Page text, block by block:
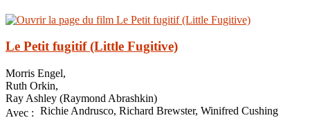
Le Petit fugitif (Little Fugitive)
Morris Engel,
Ruth Orkin,
Ray Ashley (Raymond Abrashkin)
Avec : Richie Andrusco, Richard Brewster, Winifred Cushing